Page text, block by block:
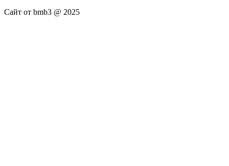
Сайт от bmb3 @ 2025